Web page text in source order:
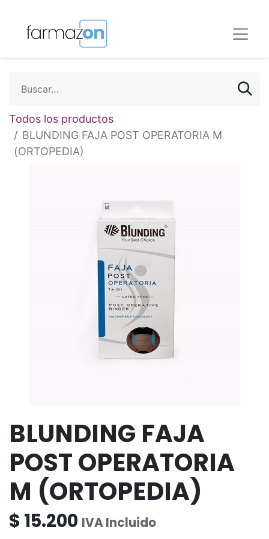
Todos los productos
BLUNDING FAJA POST OPERATORIA M
(ORTOPEDIA)
BLUNDING FAJA
POST OPERATORIA
M (ORTOPEDIA)
$ 15.200 IVA Incluido